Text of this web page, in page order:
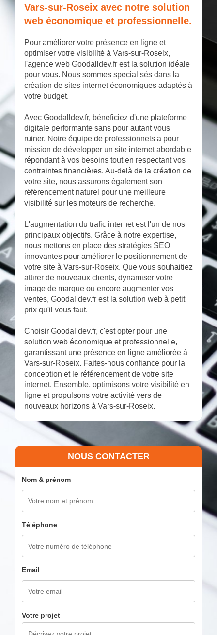
Vars-sur-Roseix avec notre solution
web économique et professionnelle.
Pour améliorer votre présence en ligne et
optimiser votre visibilité à Vars-sur-Roseix,
l'agence web Goodalldev.fr est la solution idéale
pour vous. Nous sommes spécialisés dans la
création de sites internet économiques adaptés à
votre budget.
Avec Goodalldev.fr, bénéficiez d'une plateforme
digitale performante sans pour autant vous
ruiner. Notre équipe de professionnels a pour
mission de développer un site internet abordable
répondant à vos besoins tout en respectant vos
contraintes financières. Au-delà de la création de
votre site, nous assurons également son
référencement naturel pour une meilleure
visibilité sur les moteurs de recherche.
L'augmentation du trafic internet est l'un de nos
principaux objectifs. Grâce à notre expertise,
nous mettons en place des stratégies SEO
innovantes pour améliorer le positionnement de
votre site à Vars-sur-Roseix. Que vous souhaitiez
attirer de nouveaux clients, dynamiser votre
image de marque ou encore augmenter vos
ventes, Goodalldev.fr est la solution web à petit
prix qu'il vous faut.
Choisir Goodalldev.fr, c'est opter pour une
solution web économique et professionnelle,
garantissant une présence en ligne améliorée à
Vars-sur-Roseix. Faites-nous confiance pour la
conception et le référencement de votre site
internet. Ensemble, optimisons votre visibilité en
ligne et propulsons votre activité vers de
nouveaux horizons à Vars-sur-Roseix.
NOUS CONTACTER
Nom & prénom
Téléphone
Email
Votre projet